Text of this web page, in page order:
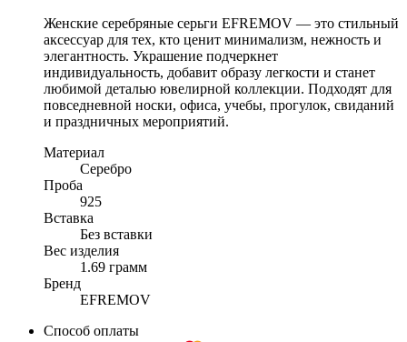
Женские серебряные серьги EFREMOV — это стильный
аксессуар для тех, кто ценит минимализм, нежность и
элегантность. Украшение подчеркнет
индивидуальность, добавит образу легкости и станет
любимой деталью ювелирной коллекции. Подходят для
повседневной носки, офиса, учебы, прогулок, свиданий
и праздничных мероприятий.
Материал
Серебро
Проба
925
Вставка
Без вставки
Вес изделия
1.69 грамм
Бренд
EFREMOV
Способ оплаты